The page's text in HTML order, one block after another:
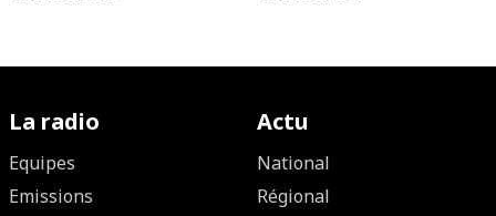
La radio
Equipes
Emissions
Actu
National
Régional